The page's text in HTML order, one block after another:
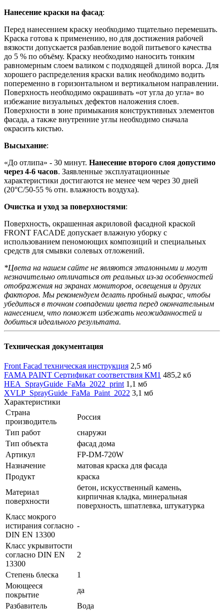
Нанесение краски на фасад:
Перед нанесением краску необходимо тщательно перемешать.
Краска готова к применению, но для достижения рабочей
вязкости допускается разбавление водой питьевого качества
до 5 % по объёму. Краску необходимо наносить тонким
равномерным слоем валиком с подходящей длиной ворса. Для
хорошего распределения краски валик необходимо водить
попеременно в горизонтальном и вертикальном направлении.
Поверхность необходимо окрашивать «от угла до угла» во
избежание визуальных дефектов наложения слоев.
Поверхности в зоне примыкания конструктивных элементов
фасада, а также внутренние углы необходимо сначала
окрасить кистью.
Высыхание:
«До отлипа» - 30 минут. Нанесение второго слоя допустимо
через 4-6 часов. Заявленные эксплуатационные
характеристики достигаются не менее чем через 30 дней
(20°C/50-55 % отн. влажность воздуха).
Очистка и уход за поверхностями:
Поверхность, окрашенная акриловой фасадной краской
FRONT FACADE допускает влажную уборку с
использованием пеномоющих композиций и специальных
средств для смывки солевых отложений.
*Цвета на нашем сайте не являются эталонными и могут
незначительно отличаться от реальных из-за особенностей
отображения на экранах мониторов, освещения и других
факторов. Мы рекомендуем делать пробный выкрас, чтобы
убедиться в точном совпадении цвета перед окончательным
нанесением, что поможет избежать неожиданностей и
добиться идеального результата.
Техническая документация
Front Facad техническая инструкция 2,5 мб
FAMA PAINT Сертификат соответствия КМ1 485,2 кб
HEA_SprayGuide_FaMa_2022_print 1,1 мб
XVLP_SprayGuide_FaMa_Paint_2022 3,1 мб
Характеристики
Страна
производитель
Россия
Тип работ
снаружи
Тип объекта
фасад дома
Артикул
FP-DM-720W
Назначение
матовая краска для фасада
Продукт
краска
Материал
поверхности
бетон, искусственный камень,
кирпичная кладка, минеральная
поверхность, шпатлевка, штукатурка
Класс мокрого
истирания согласно
DIN EN 13300
-
Класс укрывитости
согласно DIN EN
13300
2
Степень блеска
1
Моющееся
покрытие
да
Разбавитель
Вода